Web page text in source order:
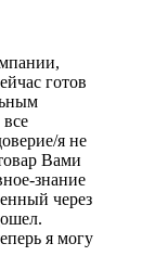
готов
я не
Вами
знание
через
я могу